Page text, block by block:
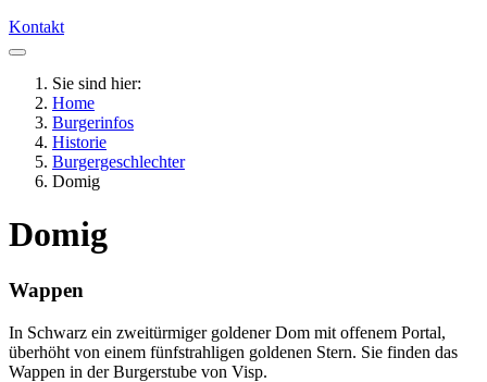
Kontakt
Sie sind hier:
Home
Burgerinfos
Historie
Burgergeschlechter
Domig
Domig
Wappen
In Schwarz ein zweitürmiger goldener Dom mit offenem Portal,
überhöht von einem fünfstrahligen goldenen Stern. Sie finden das
Wappen in der Burgerstube von Visp.